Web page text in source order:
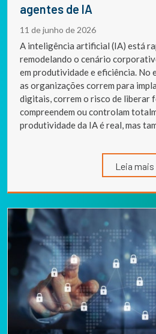
agentes de IA
11 de junho de 2026
A inteligência artificial (IA) está
remodelando o cenário
em produtividade e eficiência. No
as organizações correm para
digitais, correm o risco de liberar
compreendem ou controlam
produtividade da IA é real, mas
Leia mais